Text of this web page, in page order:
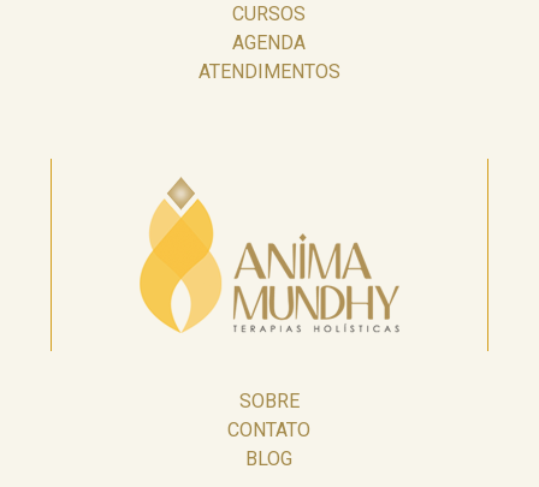
CURSOS
AGENDA
ATENDIMENTOS
SOBRE
CONTATO
BLOG